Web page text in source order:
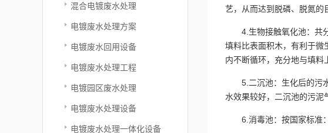
混合电镀废水处理
电镀废水处理方案
电镀废水回用设备
电镀废水处理工程
电镀园区废水处理
电镀废水处理设备
电镀废水处理一体化设备
艺，从而达到脱磷、脱氮的
4.生物接触氧化池：共
填料比表面积木，有利于微
内不断循环，充分地与填料
5.二沉池：生化后的污
水效果较好，二沉池的污泥
6.消毒池：按国家标准